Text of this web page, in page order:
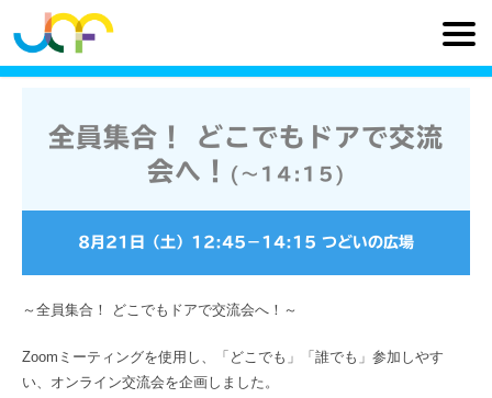
全員集合！ どこでもドアで交流
会へ！
(〜14:15)
8月21日（土） 12:45 − 14:15 つどいの広場
～全員集合！ どこでもドアで交流会へ！～
Zoomミーティングを使用し、「どこでも」「誰でも」参加しやす
い、オンライン交流会を企画しました。